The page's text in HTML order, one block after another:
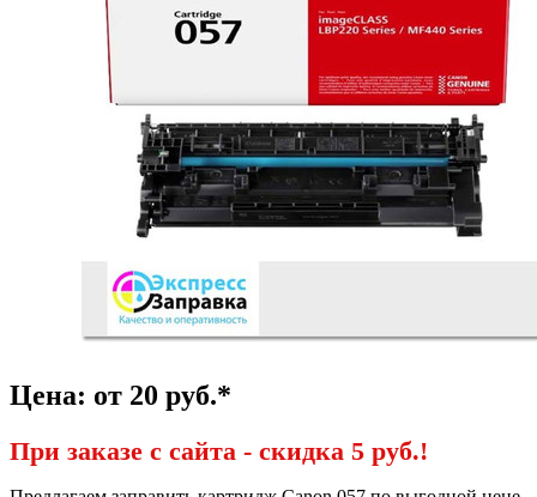
Цена: от 20 руб.*
При заказе с сайта - скидка 5 руб.!